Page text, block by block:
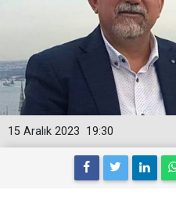
19:30
15 Aralık 2023